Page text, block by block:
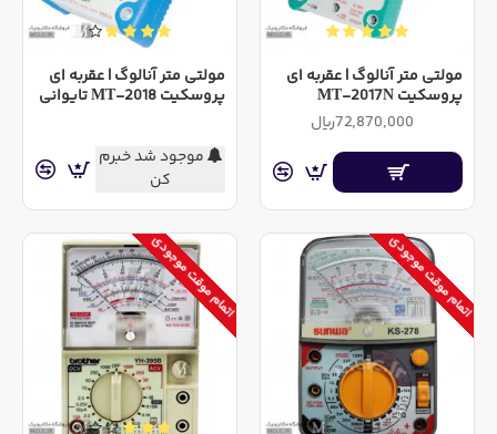
مولتی متر آنالوگ | عقربه ای
پروسکیت MT-2017N
72,870,000ریال
مولتی متر آنالوگ | عقربه ای
پروسکیت MT-2018 تایوانی
موجود شد خبرم
کن
اتمام موقت موجودی اتمام موقت موجودی